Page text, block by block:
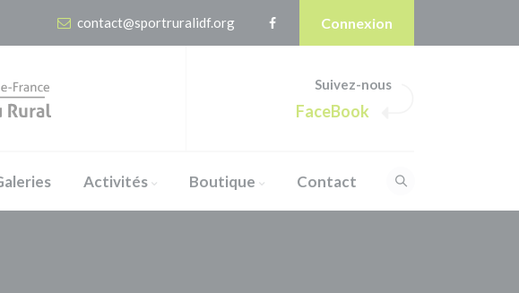
contact@sportruralidf.org Connexion
Suivez-nous
FaceBook
Activités Boutique Contact